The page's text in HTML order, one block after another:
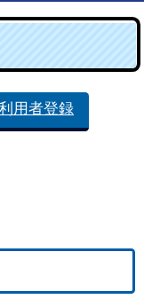
用者登録